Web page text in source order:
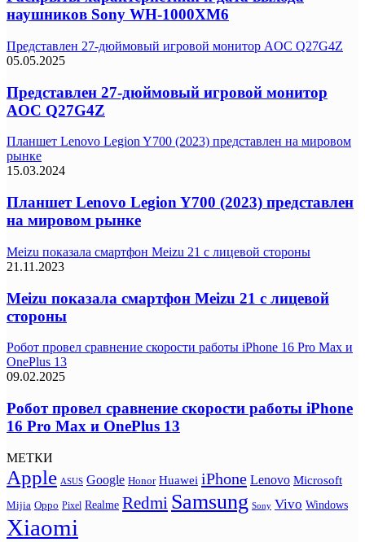
наушников Sony WH-1000XM6
Представлен 27-дюймовый игровой монитор AOC Q27G4Z
05.05.2025
Представлен 27-дюймовый игровой монитор
AOC Q27G4Z
Планшет Lenovo Legion Y700 (2023) представлен на мировом
рынке
15.03.2024
Планшет Lenovo Legion Y700 (2023) представлен
на мировом рынке
Meizu показала смартфон Meizu 21 с лицевой стороны
21.11.2023
Meizu показала смартфон Meizu 21 с лицевой
стороны
Робот провел сравнение скорости работы iPhone 16 Pro Max и
OnePlus 13
09.02.2025
Робот провел сравнение скорости работы iPhone
16 Pro Max и OnePlus 13
МЕТКИ
Apple ASUS Google Honor Huawei iPhone Lenovo Microsoft
Mijia Oppo Pixel Realme Redmi Samsung Sony Vivo Windows
Xiaomi